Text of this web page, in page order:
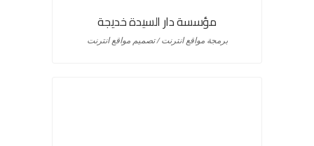
مؤسسة دار السيدة خديجة
برمجة مواقع انترنت / تصميم مواقع انترنت